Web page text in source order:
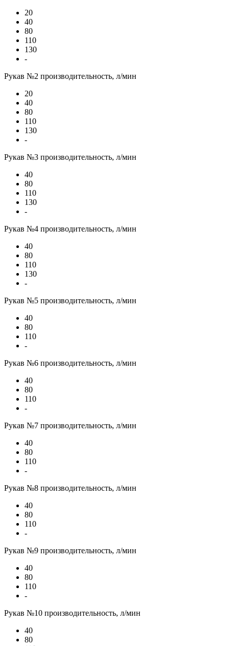
20
40
80
110
130
-
Рукав №2 производительность, л/мин
20
40
80
110
130
-
Рукав №3 производительность, л/мин
40
80
110
130
-
Рукав №4 производительность, л/мин
40
80
110
130
-
Рукав №5 производительность, л/мин
40
80
110
-
Рукав №6 производительность, л/мин
40
80
110
-
Рукав №7 производительность, л/мин
40
80
110
-
Рукав №8 производительность, л/мин
40
80
110
-
Рукав №9 производительность, л/мин
40
80
110
-
Рукав №10 производительность, л/мин
40
80